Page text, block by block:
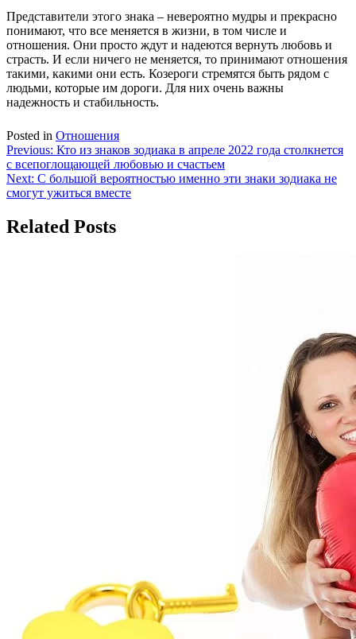
Представители этого знака – невероятно мудры и прекрасно
понимают, что все меняется в жизни, в том числе и
отношения. Они просто ждут и надеются вернуть любовь и
страсть. И если ничего не меняется, то принимают отношения
такими, какими они есть. Козероги стремятся быть рядом с
людьми, которые им дороги. Для них очень важны
надежность и стабильность.
Posted in Отношения
Навигация
по
записям
Previous: Кто из знаков зодиака в апреле 2022 года столкнется
с всепоглощающей любовью и счастьем
Next: С большой вероятностью именно эти знаки зодиака не
смогут ужиться вместе
Related Posts